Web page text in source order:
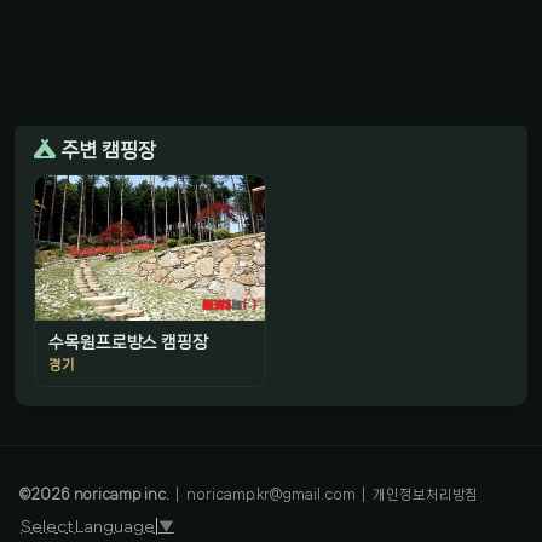
주변 캠핑장
수목원프로방스 캠핑장
경기
©2026noricamp inc. noricamp.kr@gmail.com 개인정보처리방침
Select Language ▼